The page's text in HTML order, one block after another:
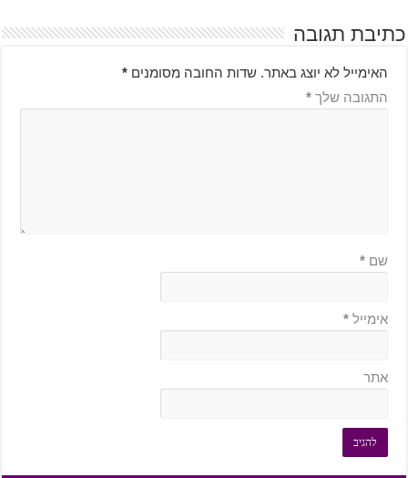
כתיבת תגובה
האימייל לא יוצג באתר. שדות החובה מסומנים *
התגובה שלך *
שם *
אימייל *
אתר